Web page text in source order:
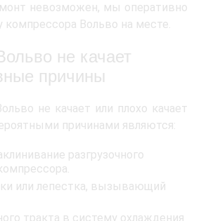
невозможен, мы оперативно
компрессора Вольво на месте.
не качает
причины
не качает или плохо качает
причинами являются:
разгрузочного
или лепестка, вызывающий
тракта в систему охлаждения